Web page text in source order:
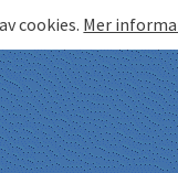
cookies. Mer